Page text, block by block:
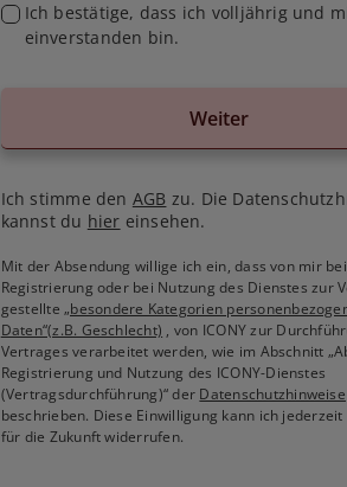
Ich bestätige, dass ich volljährig und
einverstanden bin.
Weiter
Ich stimme den AGB zu. Die
kannst du hier einsehen.
Mit der Absendung willige ich ein, dass von mir
Registrierung oder bei Nutzung des Dienstes zur
gestellte„besondere Kategorien
Daten“(z.B. Geschlecht) , von ICONY zur
Vertrages verarbeitet werden, wie im Abschnitt
Registrierung und Nutzung des ICONY-Dienstes
(Vertragsdurchführung)“ der Datenschutzhinweise
beschrieben. Diese Einwilligung kann ich
für die Zukunft widerrufen.